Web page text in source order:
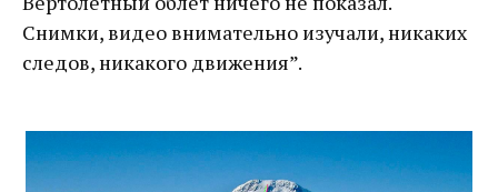
Снимки, видео внимательно изучали, никаких
следов, никакого движения”.